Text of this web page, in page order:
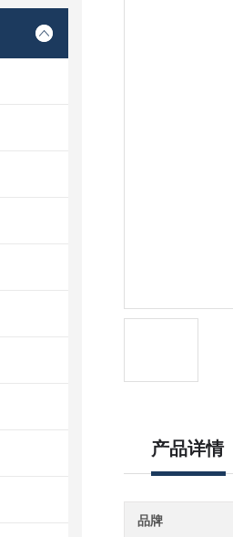
产品详情
品牌